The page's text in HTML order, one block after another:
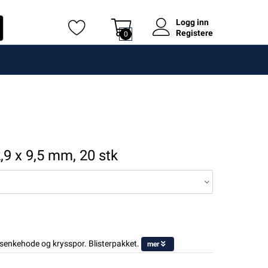
0
Logg inn
Registere
x 9,5 mm, 20 stk
og krysspor. Blisterpakket. mer